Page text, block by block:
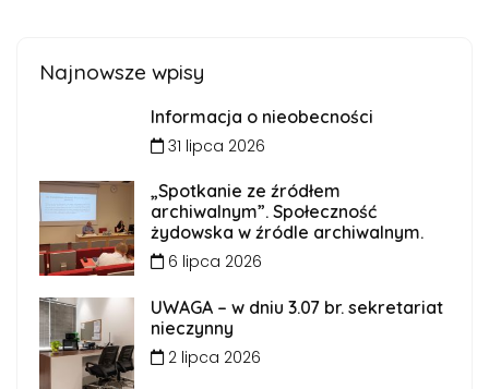
Najnowsze wpisy
Informacja o nieobecności
31 lipca 2026
„Spotkanie ze źródłem
archiwalnym”. Społeczność
żydowska w źródle archiwalnym.
6 lipca 2026
UWAGA – w dniu 3.07 br. sekretariat
nieczynny
2 lipca 2026